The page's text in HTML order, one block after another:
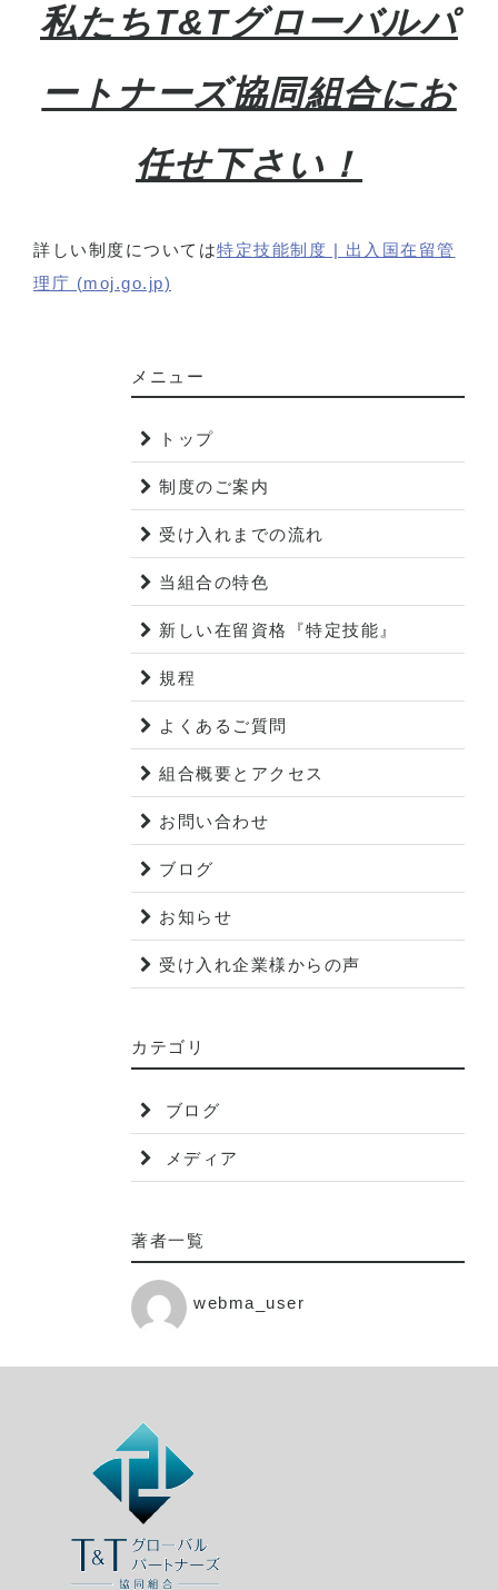
私たちT&Tグローバルパ
ートナーズ協同組合にお
任せ下さい！
詳しい制度については特定技能制度 | 出入国在留管
理庁 (moj.go.jp)
メニュー
トップ
制度のご案内
受け入れまでの流れ
当組合の特色
新しい在留資格『特定技能』
規程
よくあるご質問
組合概要とアクセス
お問い合わせ
ブログ
お知らせ
受け入れ企業様からの声
カテゴリ
ブログ
メディア
著者一覧
webma_user